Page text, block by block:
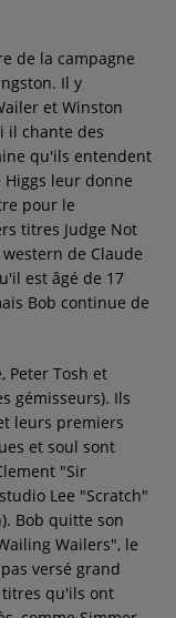
de la campagne
Il y
et Winston
il chante des
qu'ils entendent
Higgs leur donne
pour le
titres Judge Not
de Claude
est âgé de 17
Bob continue de
Peter Tosh et
gémisseurs). Ils
leurs premiers
et soul sont
"Sir
Lee "Scratch"
Bob quitte son
Wailers", le
versé grand
titres qu'ils ont